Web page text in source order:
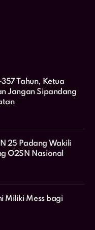
Tahun, Ketua
Jangan Sipandang
25 Padang Wakili
O2SN Nasional
Miliki Mess bagi